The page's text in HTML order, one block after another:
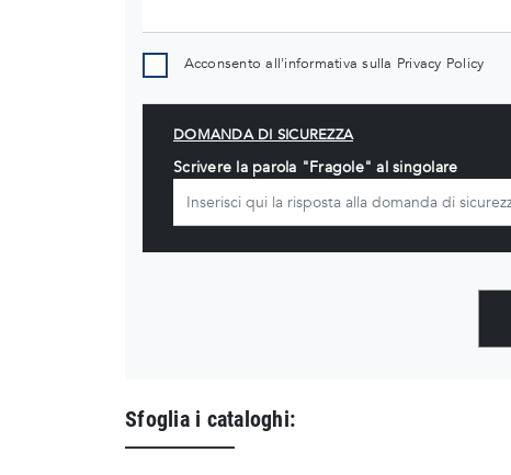
Acconsento all'informativa sulla Privacy Policy
DOMANDA DI SICUREZZA
Scrivere la parola "Fragole" al singolare
Sfoglia i cataloghi: